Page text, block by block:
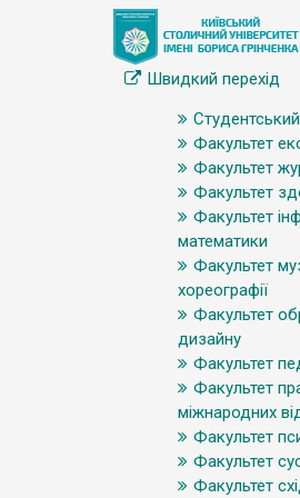
Швидкий перехід
Факультет
Факультет
Факультет
Факультет
математики
Факультет
хореографії
Факультет
дизайну
Факультет
Факультет
міжнародних
Факультет
Факультет
Факультет